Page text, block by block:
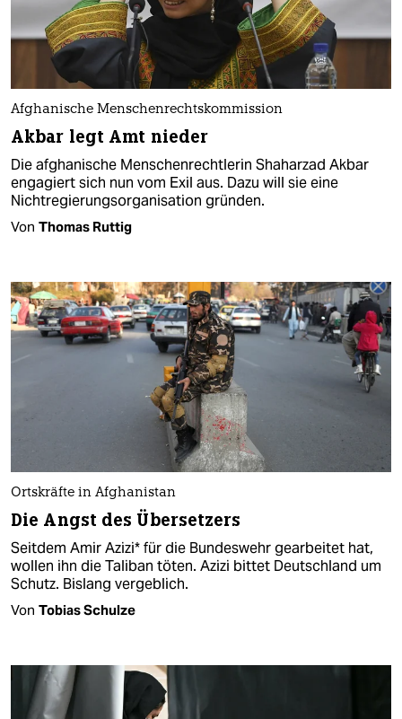
Afghanische Menschenrechtskommission
Akbar legt Amt nieder
Die afghanische Menschenrechtlerin Shaharzad Akbar
engagiert sich nun vom Exil aus. Dazu will sie eine
Nichtregierungsorganisation gründen.
Von Thomas Ruttig
Ortskräfte in Afghanistan
Die Angst des Übersetzers
Seitdem Amir Azizi* für die Bundeswehr gearbeitet hat,
wollen ihn die Taliban töten. Azizi bittet Deutschland um
Schutz. Bislang vergeblich.
Von Tobias Schulze